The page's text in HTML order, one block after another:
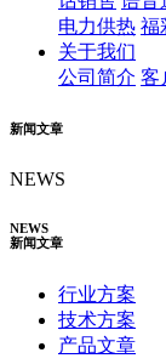
电力供热 福
关于我们
公司简介 客
新闻文章
NEWS
NEWS
新闻文章
行业方案
技术方案
产品文章